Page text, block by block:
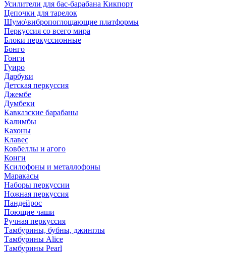
Усилители для бас-барабана Кикпорт
Цепочки для тарелок
Шумо\вибропоглощающие платформы
Перкуссия со всего мира
Блоки перкуссионные
Бонго
Гонги
Гуиро
Дарбуки
Детская перкуссия
Джембе
Думбеки
Кавказские барабаны
Калимбы
Кахоны
Клавес
Ковбеллы и агого
Конги
Ксилофоны и металлофоны
Маракасы
Наборы перкуссии
Ножная перкуссия
Пандейрос
Поющие чаши
Ручная перкуссия
Тамбурины, бубны, джинглы
Тамбурины Alice
Тамбурины Pearl